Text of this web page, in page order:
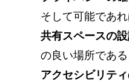
そして可能であ
共有スペースの
の良い場所である
アクセシビリテ